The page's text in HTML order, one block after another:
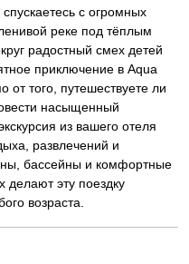
с огромных
реке под тёплым
радостный смех детей
приключение в Aqua
от того, путешествуете ли
насыщенный
из вашего отеля
развлечений и
бассейны и комфортные
делают эту поездку
возраста.